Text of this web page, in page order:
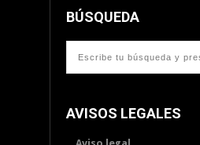
BÚSQUEDA
AVISOS LEGALES